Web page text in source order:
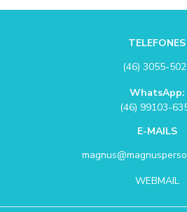
TELEFONES
(46) 3055-
WhatsApp:
(46) 99103-
E-MAILS
WEBMAIL